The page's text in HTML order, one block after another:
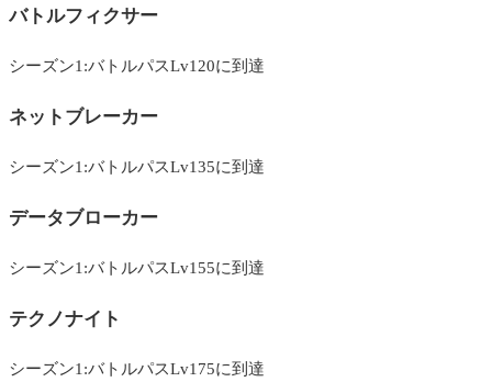
バトルフィクサー
シーズン1:バトルパスLv120に到達
ネットブレーカー
シーズン1:バトルパスLv135に到達
データブローカー
シーズン1:バトルパスLv155に到達
テクノナイト
シーズン1:バトルパスLv175に到達